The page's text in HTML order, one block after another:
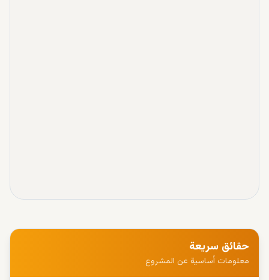
حقائق سريعة
معلومات أساسية عن المشروع